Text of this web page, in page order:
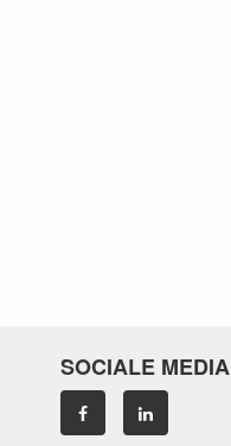
SOCIALE MEDIA